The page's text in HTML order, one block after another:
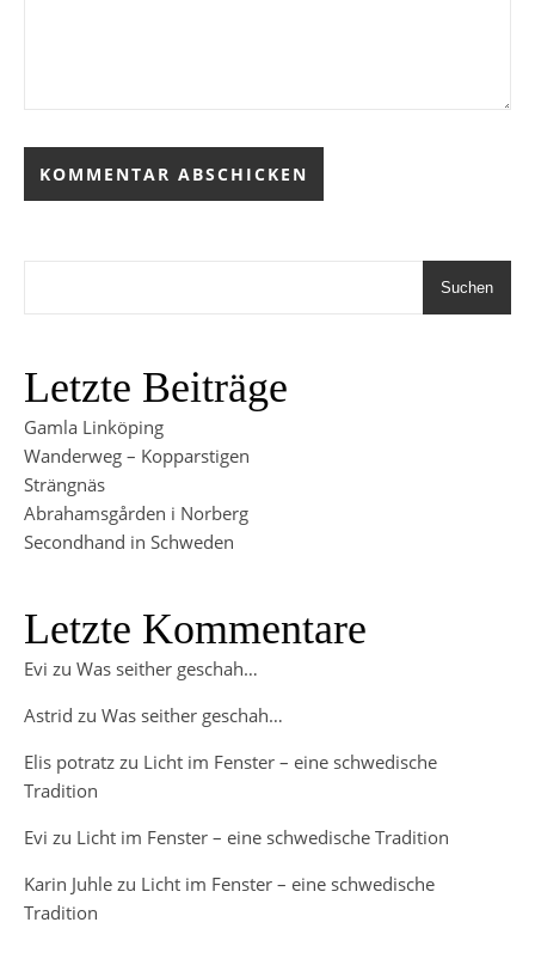
Suchen
Letzte Beiträge
Gamla Linköping
Wanderweg – Kopparstigen
Strängnäs
Abrahamsgården i Norberg
Secondhand in Schweden
Letzte Kommentare
Evi zu Was seither geschah…
Astrid zu Was seither geschah…
Elis potratz zu Licht im Fenster – eine schwedische
Tradition
Evi zu Licht im Fenster – eine schwedische Tradition
Karin Juhle zu Licht im Fenster – eine schwedische
Tradition